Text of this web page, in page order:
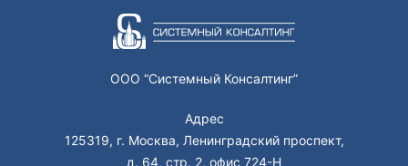
ООО “Системный Консалтинг”
Адрес
125319, г. Москва, Ленинградский проспект,
д. 64, стр. 2, офис 724-Н